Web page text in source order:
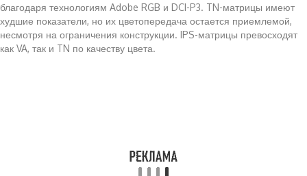
благодаря технологиям Adobe RGB и DCI-P3. TN-матрицы имеют
худшие показатели, но их цветопередача остается приемлемой,
несмотря на ограничения конструкции. IPS-матрицы превосходят
как VA, так и TN по качеству цвета.